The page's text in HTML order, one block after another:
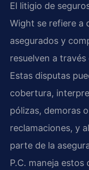
El litigio de
Wight se refiere a
asegurados y
resuelven a
Estas disputas
cobertura,
pólizas, demoras
reclamaciones, y
parte de la
P.C. maneja estos